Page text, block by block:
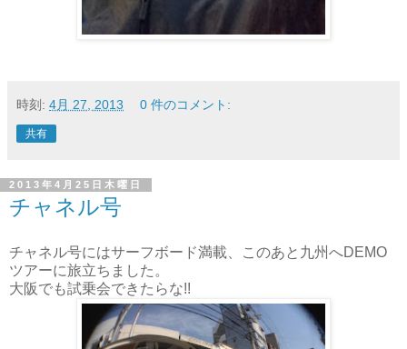
時刻: 4月 27, 2013 0 件のコメント:
共有
2013年4月25日木曜日
チャネル号
チャネル号にはサーフボード満載、このあと九州へDEMO
ツアーに旅立ちました。
大阪でも試乗会できたらな!!